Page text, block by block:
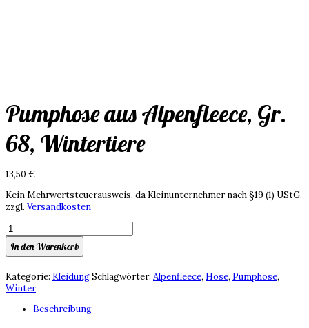
Pumphose aus Alpenfleece, Gr.
68, Wintertiere
13,50 €
Kein Mehrwertsteuerausweis, da Kleinunternehmer nach §19 (1) UStG.
zzgl. Versandkosten
Pumphose
aus
Alpenfleece,
68,
Wintertiere
In den Warenkorb
Kategorie: KleidungSchlagwörter: Alpenfleece, Hose, Pumphose,
Winter
Beschreibung